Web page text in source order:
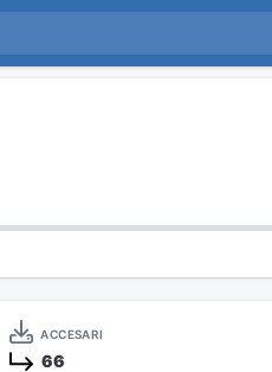
ACCESARI
66